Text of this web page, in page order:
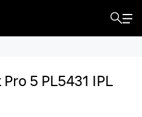
5 PL5431 IPL